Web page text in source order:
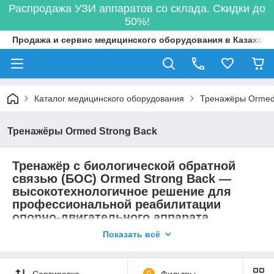
Распродажа УЗИ аппаратов со склада. Скидки до
50%!
Продажа и сервис медицинского оборудования в
Каталог медицинского оборудования Тренажёры
Тренажёры Ormed Strong Back
Тренажёр с биологической обратной
связью (БОС) Ormed Strong Back —
высокотехнологичное решение для
профессиональной реабилитации
опорно-двигательного аппарата
ТОО «Adamant Group» (Алматы) предлагает к поставке в
Показать всё